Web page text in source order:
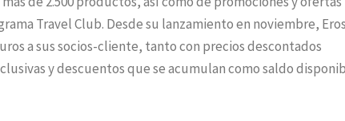
Travel Club. Desde su lanzamiento en noviembre,
a sus socios-cliente, tanto con precios descontados
y descuentos que se acumulan como saldo